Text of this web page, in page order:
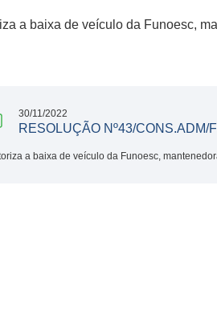
a baixa de veículo da Funoesc,
30/11/2022
RESOLUÇÃO Nº43/CONS.ADM/
a baixa de veículo da Funoesc,